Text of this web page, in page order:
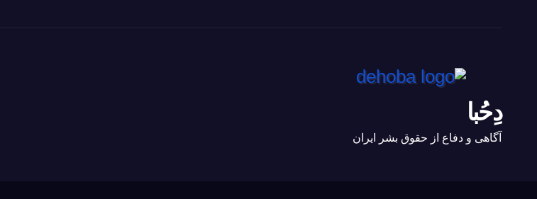
دِحُبا
آگاهی و دفاع از حقوق بشر ایران